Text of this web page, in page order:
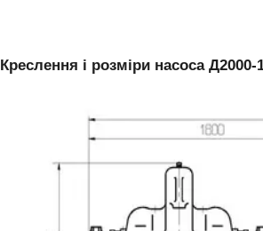
Креслення і розміри насоса Д2000-